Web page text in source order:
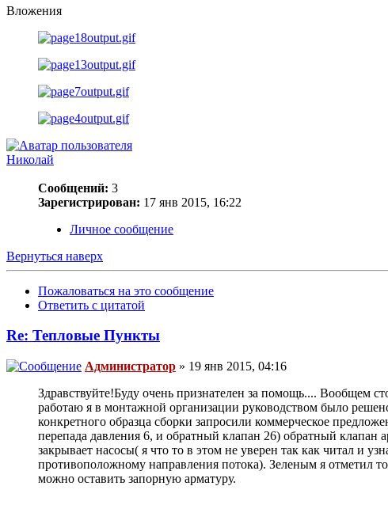
Вложения
Николай
Сообщений: 3
Зарегистрирован: 17 янв 2015, 16:22
Личное сообщение
Вернуться наверх
Пожаловаться на это сообщение
Ответить с цитатой
Re: Тепловые Пункты
Администратор » 19 янв 2015, 04:16
Здравствуйте!Буду очень признателен за помощь.... Вообщем
работаю я в монтажной организации руководством было
конкретного образца сборки запросили коммерческое
перепада давления 6, и обратный клапан 26) обратный клапан
закрывает насосы( я что то в этом не уверен так как читал и
противоположному направления потока). Зеленым я отметил
можно оставить запорную арматуру.